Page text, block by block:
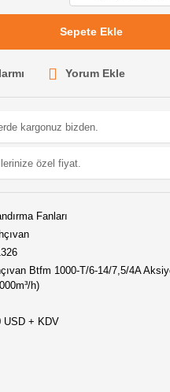
Sepete Ekle
Yorum Ekle
kargonuz bizden.
özel fiyat.
Fanları
Btfm 1000-T/6-14/7,5/4A
h)
USD + KDV